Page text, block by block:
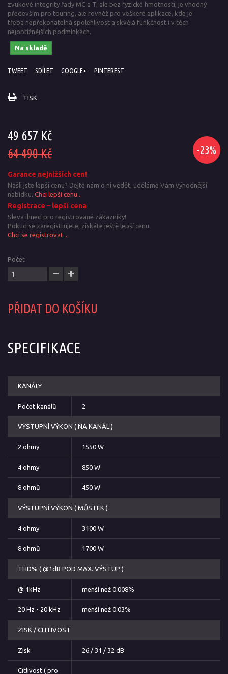
zvukové integrity řady MC a T, ale bez fyzické hmotnosti, je vhodný
především pro touring, ale rovněž pro veškeré aplikace, kde je
třeba nepřekonatelná spolehlivost a skvělá funkčnost i v těch
nejobtížnějších podmínkách.
Na skladě
TWEET SDÍLET GOOGLE+ PINTEREST
TISK
49 657 Kč
-23%
64 490 Kč
Garance nejnižších cen!
Našli jste lepší cenu? Dejte nám o ní vědět, uděláme Vám výhodnější
nabídku. Chci lepší cenu..
Registrace – lepší cena
Sleva ihned pro registrované zákazníky!
Pokud se zaregistrujete, získáte ještě lepší cenu.
Chci se registrovat…
Počet
PŘIDAT DO KOŠÍKU
SPECIFIKACE
KANÁLY
Počet kanálů 2
VÝSTUPNÍ VÝKON ( NA KANÁL )
2 ohmy 1550 W
4 ohmy 850 W
8 ohmů 450 W
VÝSTUPNÍ VÝKON ( MŮSTEK )
4 ohmy 3100 W
8 ohmů 1700 W
THD% ( @1dB POD MAX. VÝSTUP )
@ 1kHz menší než 0.008%
20 Hz - 20 kHz menší než 0.03%
ZISK / CITLIVOST
Zisk 26 / 31 / 32 dB
Citlivost ( pro